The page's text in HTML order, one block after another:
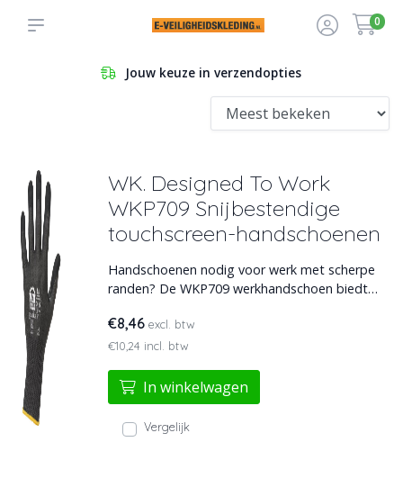
0
Jouw keuze in verzendopties
WK. Designed To Work
WKP709 Snijbestendige
touchscreen-handschoenen
Handschoenen nodig voor werk met scherpe
randen? De WKP709 werkhandschoen biedt
nitril coating voor gegarandeerde duurzaamheid.
Ze kunnen zelfs gebruikt worden in combinatie
€8,46 excl. btw
€10,24 incl. btw
In winkelwagen
Vergelijk